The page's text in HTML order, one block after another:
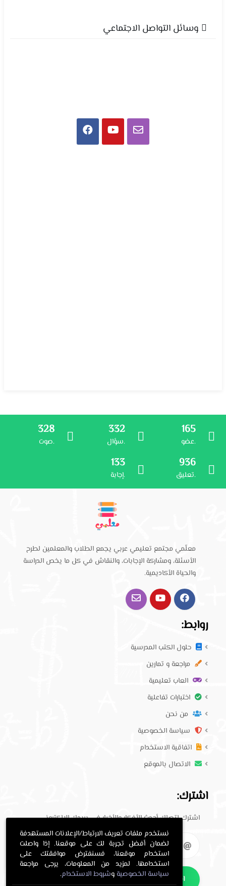
وسائل التواصل الاجتماعي
165
عضو.
332
سؤال.
328
صوت.
936
تعليق.
133
إجابة.
معلّمي مجتمع تعليمي عربي يجمع الطلاب والمعلمين لطرح
الأسئلة، ومشاركة الإجابات، والنقاش في كل ما يخص الدراسة
والحياة الأكاديمية.
روابط:
حلول الكتب المدرسية
مراجعة و تمارين
العاب تعليمية
اختبارات تفاعلية
من نحن
سياسة الخصوصية
اتفاقية الاستخدام
الاتصال بالموقع
اشترك:
اشترك لتصلك أحدث الأفكار والأخبار في بريدك الإلكتروني.
اشترك
نستخدم ملفات تعريف الارتباط/الإعلانات المستهدفة
لضمان أفضل تجربة لك على موقعنا. إذا واصلت
استخدام موقعنا، فسنفترض موافقتك على
استخدامها. لمزيد من المعلومات، يرجى مراجعة
سياسة الخصوصية وشروط الاستخدام.